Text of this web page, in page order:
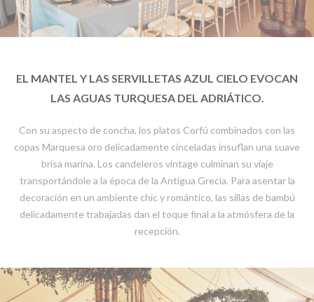
EL MANTEL Y LAS SERVILLETAS AZUL CIELO EVOCAN
LAS AGUAS TURQUESA DEL ADRIÁTICO.
Con su aspecto de concha, los platos Corfú combinados con las
copas Marquesa oro delicadamente cinceladas insuflan una suave
brisa marina. Los candeleros vintage culminan su viaje
transportándole a la época de la Antigua Grecia. Para asentar la
decoración en un ambiente chic y romántico, las sillas de bambú
delicadamente trabajadas dan el toque final a la atmósfera de la
recepción.